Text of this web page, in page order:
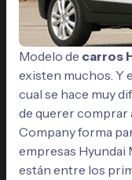
Modelo de carros
existen muchos. Y
cual se hace muy
de querer comprar
Company forma
empresas Hyundai
están entre los